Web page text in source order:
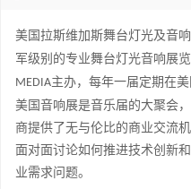
美国拉斯维加斯舞台灯光及音
军级别的专业舞台灯光音响展览
MEDIA主办，每年一届定期在
美国音响展是音乐届的大聚会，
商提供了无与伦比的商业交流
面对面讨论如何推进技术创新和
业需求问题。